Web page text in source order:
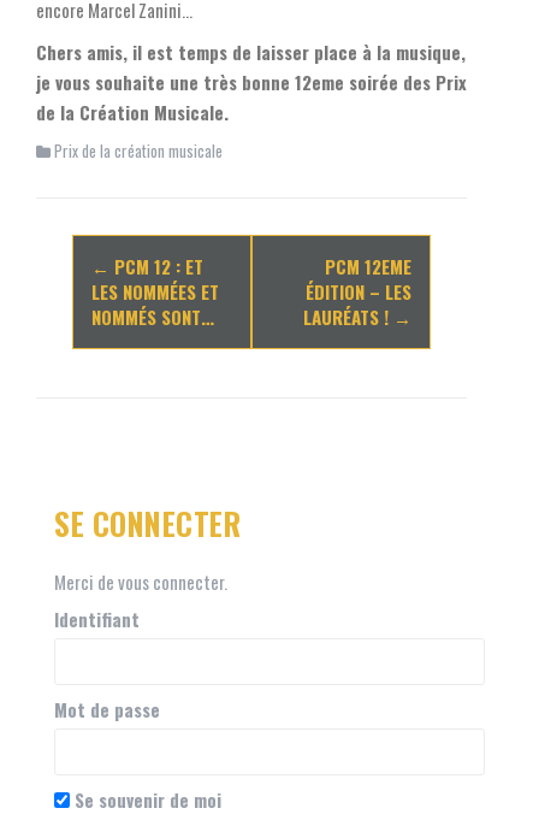
encore Marcel Zanini…
Chers amis, il est temps de laisser place à la musique,
je vous souhaite une très bonne 12eme soirée des Prix
de la Création Musicale.
Prix de la création musicale
Navigation
d'article
← PCM 12 : ET
LES NOMMÉES ET
NOMMÉS SONT…
PCM 12EME
ÉDITION – LES
LAURÉATS ! →
SE CONNECTER
Merci de vous connecter.
Identifiant
Mot de passe
Se souvenir de moi